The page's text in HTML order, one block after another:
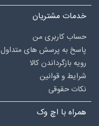
خدمات مشتریان
حساب کاربری من
پاسخ به پرسش های متداول
رویه بازگرداندن کالا
شرایط و قوانین
نکات حقوقی
همراه با اچ وک